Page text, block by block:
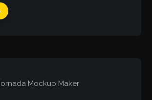
Mockup Maker